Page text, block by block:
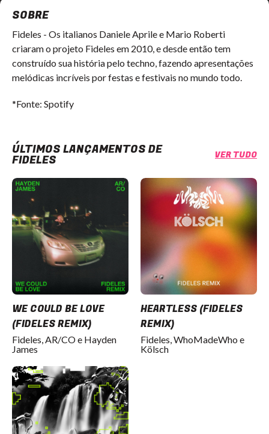
SOBRE
Fideles - Os italianos Daniele Aprile e Mario Roberti
criaram o projeto Fideles em 2010, e desde então tem
construído sua história pelo techno, fazendo apresentações
melódicas incríveis por festas e festivais no mundo todo.
*Fonte: Spotify
ÚLTIMOS LANÇAMENTOS DE
FIDELES VER TUDO
WE COULD BE LOVE
(FIDELES REMIX)
Fideles, AR/CO e Hayden
James
HEARTLESS (FIDELES
REMIX)
Fideles, WhoMadeWho e
Kölsch